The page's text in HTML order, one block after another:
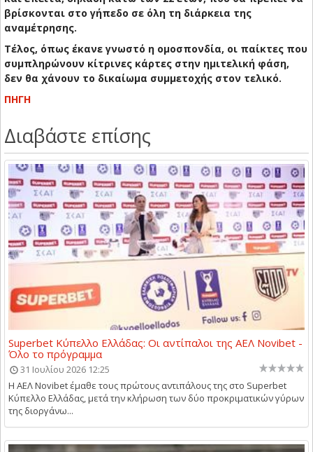
βρίσκονται στο γήπεδο σε όλη τη διάρκεια της
αναμέτρησης.
Τέλος, όπως έκανε γνωστό η ομοσπονδία, οι παίκτες που
συμπληρώνουν κίτρινες κάρτες στην ημιτελική φάση,
δεν θα χάνουν το δικαίωμα συμμετοχής στον τελικό.
ΠΗΓΗ
Διαβάστε επίσης
Superbet Κύπελλο Ελλάδας: Οι αντίπαλοι της ΑΕΛ Novibet -
Όλο το πρόγραμμα
31 Ιουλίου 2026 12:25
Η ΑΕΛ Novibet έμαθε τους πρώτους αντιπάλους της στο Superbet
Κύπελλο Ελλάδας, μετά την κλήρωση των δύο προκριματικών γύρων
της διοργάνω...